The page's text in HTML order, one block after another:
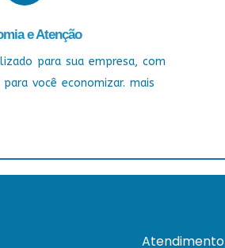
e Atenção
para sua empresa, com
você economizar. mais
Atendimento